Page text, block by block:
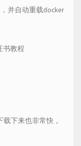
并自动重载docker
书教程
下来也非常快，